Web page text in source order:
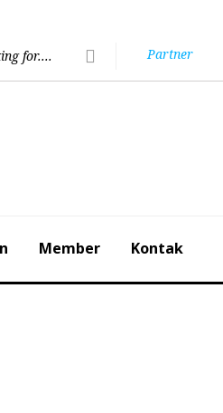
Partner
Member Kontak